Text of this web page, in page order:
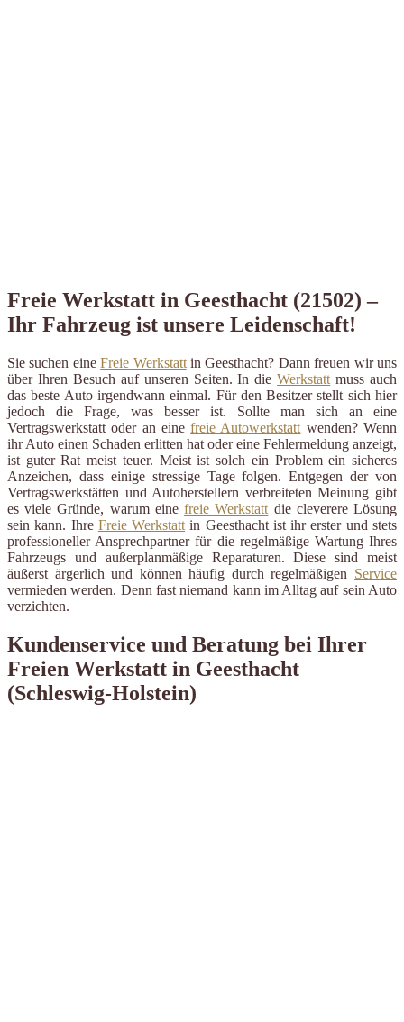
Freie Werkstatt in Geesthacht (21502) –
Ihr Fahrzeug ist unsere Leidenschaft!
Sie suchen eineFreie Werkstattin Geesthacht? Dann freuen wir uns
über Ihren Besuch auf unseren Seiten. In dieWerkstatt muss auch
das beste Auto irgendwann einmal. Für den Besitzer stellt sich hier
jedoch die Frage, was besser ist. Sollte man sich an eine
Vertragswerkstatt oder an einefreie Autowerkstatt wenden? Wenn
ihr Auto einen Schaden erlitten hat oder eine Fehlermeldung anzeigt,
ist guter Rat meist teuer. Meist ist solch ein Problem ein sicheres
Anzeichen, dass einige stressige Tage folgen. Entgegen der von
Vertragswerkstätten und Autoherstellern verbreiteten Meinung gibt
es viele Gründe, warum einefreie Werkstatt die cleverere Lösung
sein kann. Ihre Freie Werkstatt in Geesthacht ist ihr erster und stets
professioneller Ansprechpartner für die regelmäßige Wartung Ihres
Fahrzeugs und außerplanmäßige Reparaturen. Diese sind meist
äußerst ärgerlich und können häufig durch regelmäßigen Service
vermieden werden. Denn fast niemand kann im Alltag auf sein Auto
verzichten.
Kundenservice und Beratung bei Ihrer
Freien Werkstatt in Geesthacht
(Schleswig-Holstein)